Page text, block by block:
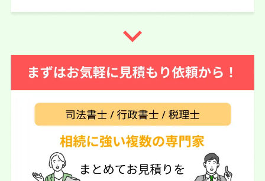
60代 女性(福島県) 5
相続センター郡山（司法書士はちの
き法務事務所）
話しやすさ 5説明のわかりやすさ 5 対応スピード
5
依頼内容 相続放棄 依頼金額 10万円
ご利用時期 2026/04/26
navigate_next